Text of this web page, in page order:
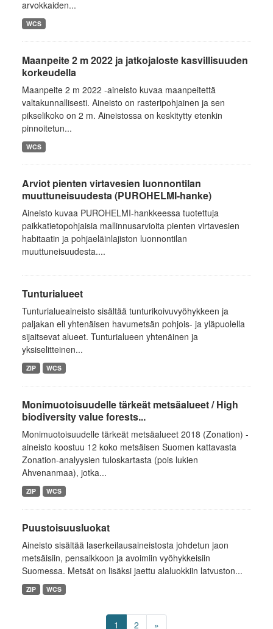
arvokkaiden...
WCS
Maanpeite 2 m 2022 ja jatkojaloste kasvillisuuden
korkeudella
Maanpeite 2 m 2022 -aineisto kuvaa maanpeitettä
valtakunnallisesti. Aineisto on rasteripohjainen ja sen
pikselikoko on 2 m. Aineistossa on keskitytty etenkin
pinnoitetun...
WCS
Arviot pienten virtavesien luonnontilan
muuttuneisuudesta (PUROHELMI-hanke)
Aineisto kuvaa PUROHELMI-hankkeessa tuotettuja
paikkatietopohjaisia mallinnusarvioita pienten virtavesien
habitaatin ja pohjaeläinlajiston luonnontilan
muuttuneisuudesta....
Tunturialueet
Tunturialueaineisto sisältää tunturikoivuvyöhykkeen ja
paljakan eli yhtenäisen havumetsän pohjois- ja yläpuolella
sijaitsevat alueet. Tunturialueen yhtenäinen ja
yksiselitteinen...
ZIP WCS
Monimuotoisuudelle tärkeät metsäalueet / High
biodiversity value forests...
Monimuotoisuudelle tärkeät metsäalueet 2018 (Zonation) -
aineisto koostuu 12 koko metsäisen Suomen kattavasta
Zonation-analyysien tuloskartasta (pois lukien
Ahvenanmaa), jotka...
ZIP WCS
Puustoisuusluokat
Aineisto sisältää laserkeilausaineistosta johdetun jaon
metsäisiin, pensaikkoon ja avoimiin vyöhykkeisiin
Suomessa. Metsät on lisäksi jaettu alaluokkiin latvuston...
ZIP WCS
1 2 »